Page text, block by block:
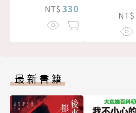
NT$ 330
NT$
最新書籍